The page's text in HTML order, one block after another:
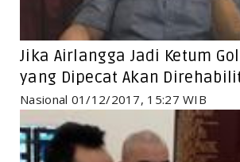
Jika Airlangga Jadi Ketum
yang Dipecat Akan
Nasional 01/12/2017, 15:27 WIB